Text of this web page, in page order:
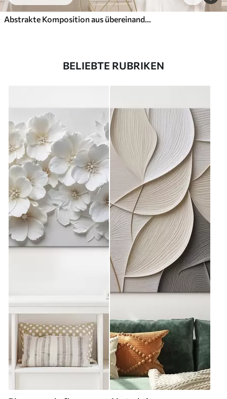
Abstrakte Komposition aus übereinanderliegenden Blättern, geschwungenen Formen in Schwarz, Weiß und Beige, strukturierte Kunst
BELIEBTE RUBRIKEN